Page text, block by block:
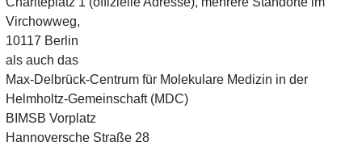
Virchowweg,
10117 Berlin
als auch das
Max-Delbrück-Centrum für Molekulare Medizin in der
Helmholtz-Gemeinschaft (MDC)
BIMSB Vorplatz
Hannoversche Straße 28